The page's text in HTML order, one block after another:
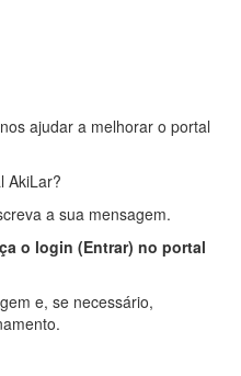
ajudar a melhorar o portal
AkiLar?
a sua mensagem.
o login (Entrar) no portal
e, se necessário,